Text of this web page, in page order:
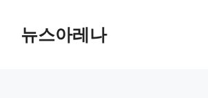
content뉴스아레나